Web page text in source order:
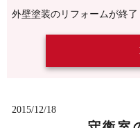
外壁塗装のリフォームが終
2015/12/18